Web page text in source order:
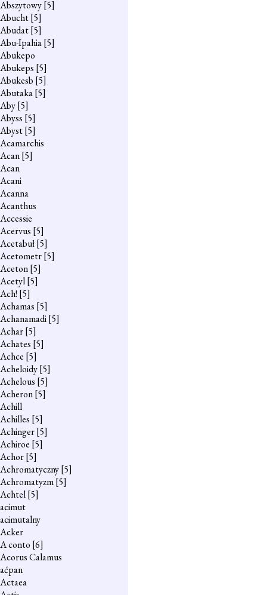
Abszytowy[5]
Abucht[5]
Abudat[5]
Abu-Ipahia[5]
Abukepo
Abukeps [5]
Abukesb [5]
Abutaka[5]
Aby[5]
Abyss [5]
Abyst[5]
Acamarchis
Acan[5]
Acan
Acani
Acanna
Acanthus
Accessie
Acervus [5]
Acetabuł[5]
Acetometr[5]
Aceton[5]
Acetyl[5]
Ach! [5]
Achamas [5]
Achanamadi[5]
Achar[5]
Achates [5]
Achce [5]
Acheloidy[5]
Achelous [5]
Acheron[5]
Achill
Achilles [5]
Achinger[5]
Achiroe [5]
Achor[5]
Achromatyczny[5]
Achromatyzm[5]
Achtel[5]
acimut
acimutalny
Acker
A conto [6]
Acorus Calamus
aćpan
Actaea